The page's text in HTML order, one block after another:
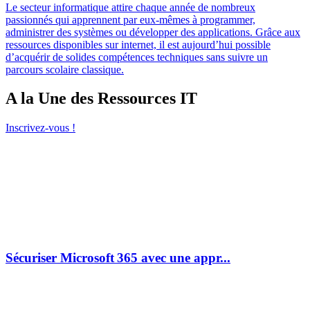
Le secteur informatique attire chaque année de nombreux
passionnés qui apprennent par eux-mêmes à programmer,
administrer des systèmes ou développer des applications. Grâce aux
ressources disponibles sur internet, il est aujourd’hui possible
d’acquérir de solides compétences techniques sans suivre un
parcours scolaire classique.
A la Une des Ressources IT
Inscrivez-vous !
Sécuriser Microsoft 365 avec une appr...